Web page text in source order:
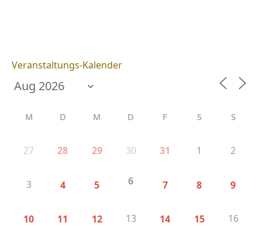
Veranstaltungs-Kalender
M D M D F S S
27 28 29 30 31 1 2
3 4 5 6 7 8 9
10 11 12 13 14 15 16